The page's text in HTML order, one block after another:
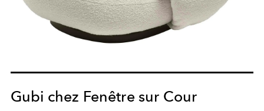
Gubi chez Fenêtre sur Cour